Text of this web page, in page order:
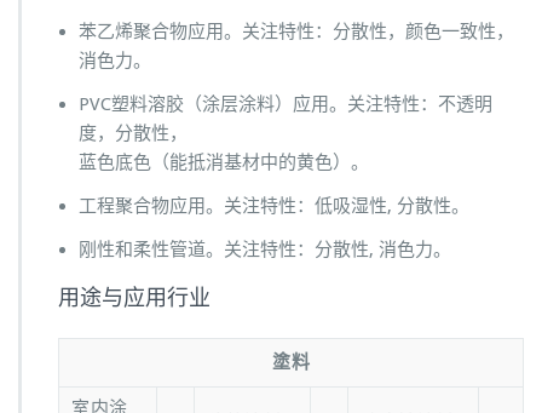
苯乙烯聚合物应用。关注特性：分散性，颜色一致性，
消色力。
PVC塑料溶胶（涂层涂料）应用。关注特性：不透明
度，分散性，
蓝色底色（能抵消基材中的黄色）。
工程聚合物应用。关注特性：低吸湿性, 分散性。
刚性和柔性管道。关注特性：分散性, 消色力。
用途与应用行业
塗料
室内涂